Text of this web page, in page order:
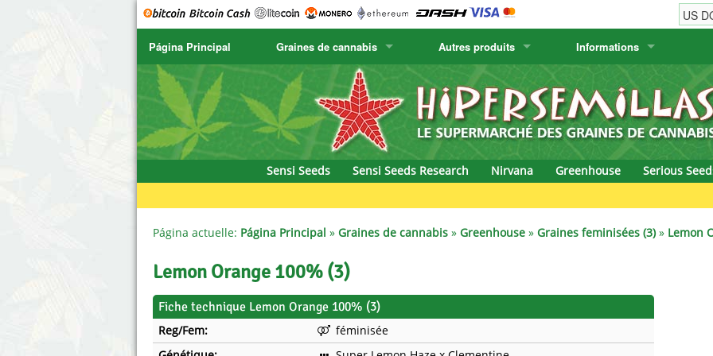
Página Principal Graines de cannabis
SENSI SEEDS
SENSI SEEDS RESEARCH
NIRVANA
SERIOUS SEEDS
SPLIFF SEEDS
Ace Seeds
Anaconda Seeds
CBD Crew
Chronic & Caviar
Delicious Seeds
Dr. Underground Seeds
Dutch Passion
Empire Seeds
Exotic Seeds
Humboldt Seed Company
Humboldt Seeds
Hyp3rids
Kannabia
krauTHCollective
Positronics
Prana Medical
Pyramid Seeds
Ripper Seeds
Samsara Seeds
Autres produits
Graines de cactus
Plantes Canaries
Informations
Informations de commande
Informations de livraison
Questions fréquentes
Sensi Seeds
Sensi Seeds Research Nirvana Greenhouse Serious
Página actuelle: Página Principal » Graines de cannabis » Greenhouse » Graines feminisées (3)» Lemon
Lemon Orange 100% (3)
Fiche technique Lemon Orange 100% (3)
Reg/Fem:
féminisée